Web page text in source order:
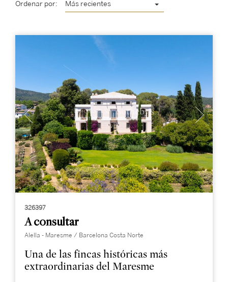
Ordenar por: Más recientes
326397
A consultar
Alella - Maresme / Barcelona Costa Norte
Una de las fincas históricas más
extraordinarias del Maresme